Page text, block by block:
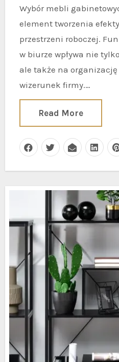
Wybór mebli gabinetowych to kluczowy
element tworzenia
przestrzeni roboczej.
w biurze wpływa nie
ale także na organizację
wizerunek firmy.…
Read More